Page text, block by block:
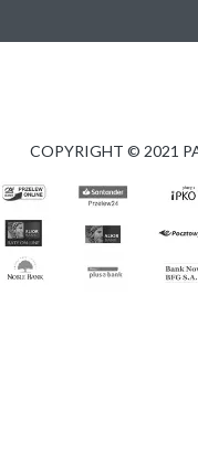
COPYRIGHT © 2021